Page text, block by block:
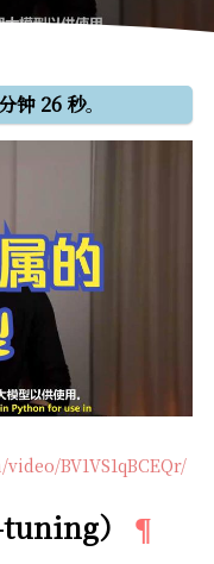
钟 26 秒。
BV1VS1qBCEQr/
）